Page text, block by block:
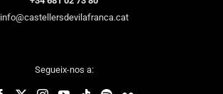
info@castellersdevilafranca.cat
Segueix-nos a: